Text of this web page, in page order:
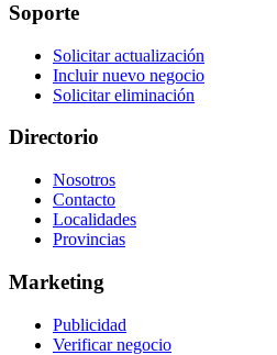
Soporte
Solicitar actualización
Incluir nuevo negocio
Solicitar eliminación
Directorio
Nosotros
Contacto
Localidades
Provincias
Marketing
Publicidad
Verificar negocio